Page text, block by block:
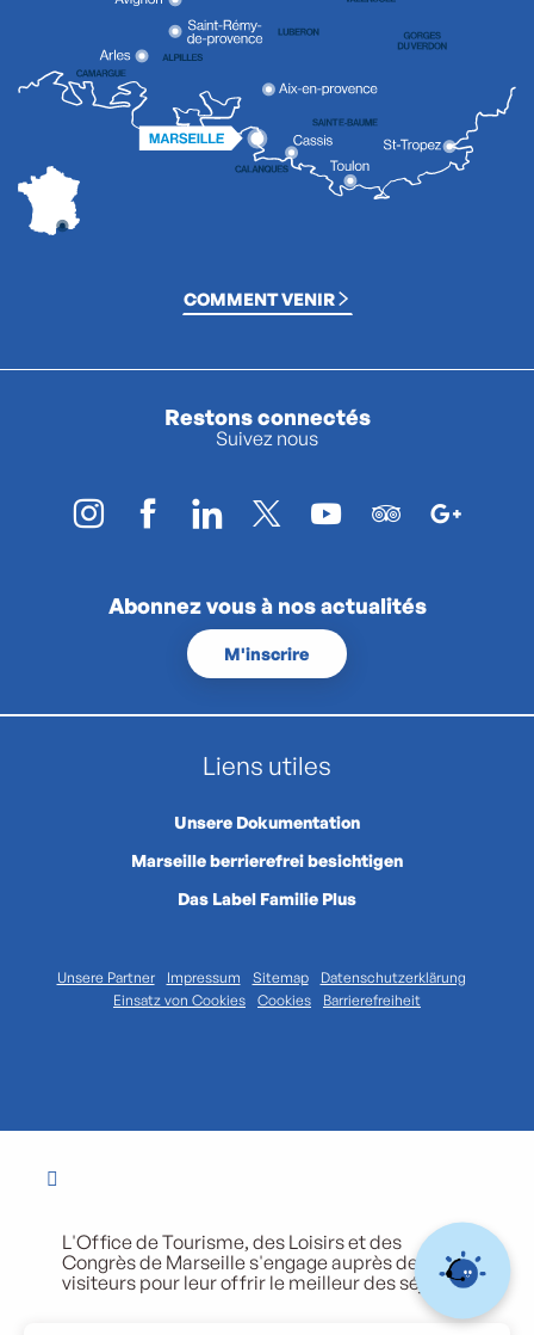
COMMENT VENIR
Restons connectés
Suivez nous
Abonnez vous à nos actualités
M'inscrire
Liens utiles
Unsere Dokumentation
Marseille berrierefrei besichtigen
Das Label Familie Plus
Unsere Partner Impressum Sitemap
Datenschutzerklärung
Einsatz von Cookies
Cookies Barrierefreiheit
L'Office de Tourisme, des Loisirs et des
Congrès de Marseille s'engage auprès de ses
visiteurs pour leur offrir le meilleur des séjours.